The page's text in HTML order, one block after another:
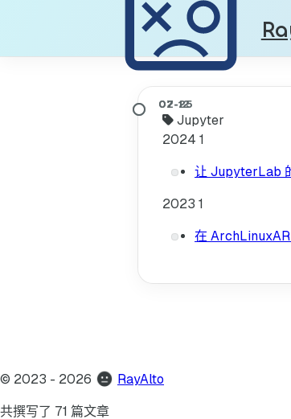
Jupyter
2024 1
让 JupyterLab
2023 1
在
© 2023 - 2026 RayAlto
共撰写了 71 篇文章